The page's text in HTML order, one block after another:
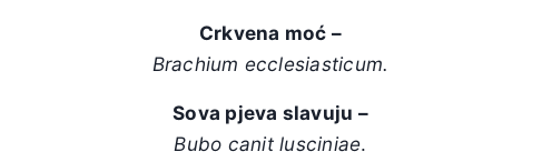
Crkvena moć –
Brachium ecclesiasticum.
Sova pjeva slavuju –
Bubo canit lusciniae.